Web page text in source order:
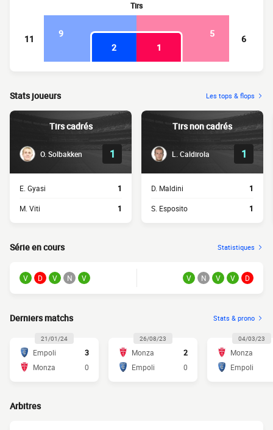
Tirs
11 9
5
2
1
6
Stats joueurs Les tops & flops
Tirs cadrés
O. Solbakken 1
E. Gyasi 1
M. Viti 1
Tirs non cadrés
L. Caldirola 1
D. Maldini 1
S. Esposito 1
Série en cours Statistiques
V D V N V V N V V D
Derniers matchs Stats & prono
21/01/24
Empoli
3
Monza
0
26/08/23
Monza
2
Empoli
0
04/03/23
Monza
Empoli
Arbitres